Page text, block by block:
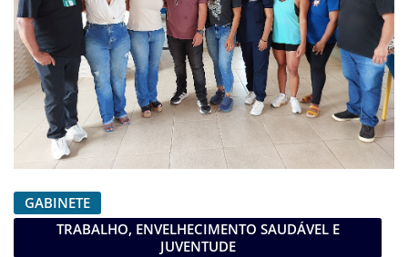
GABINETE
TRABALHO, ENVELHECIMENTO SAUDÁVEL E
JUVENTUDE